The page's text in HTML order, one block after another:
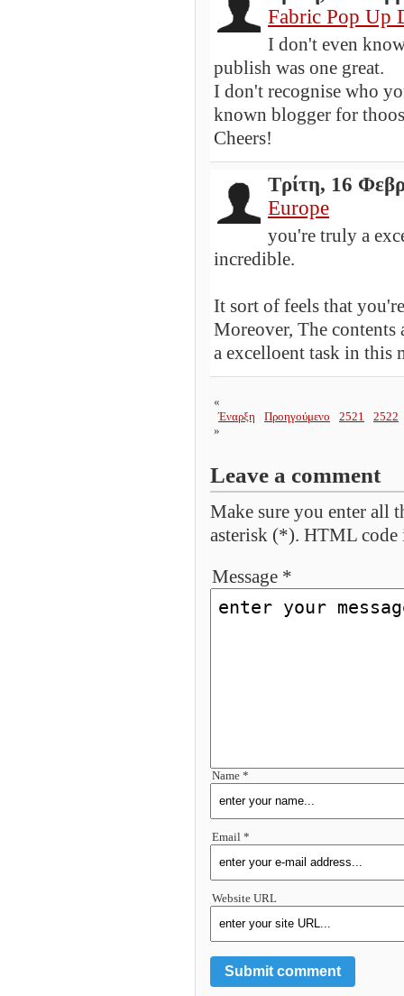
Fabric Pop Up
I don't even
publish was one great.
I don't recognise who
known blogger for
Cheers!
Τρίτη, 16
Europe
you're truly a
incredible.
It sort of feels that
Moreover, The contents
a excelloent task in this
«
Έναρξη
Προηγούμενο 2521
2522
»
Leave a comment
Make sure you enter all
asterisk (*). HTML code
Message *
Name *
Email *
Website URL